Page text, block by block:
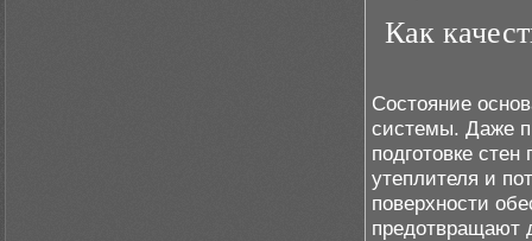
Как
Состояние
системы. Даже
подготовке
утеплителя и
поверхности
предотвращают